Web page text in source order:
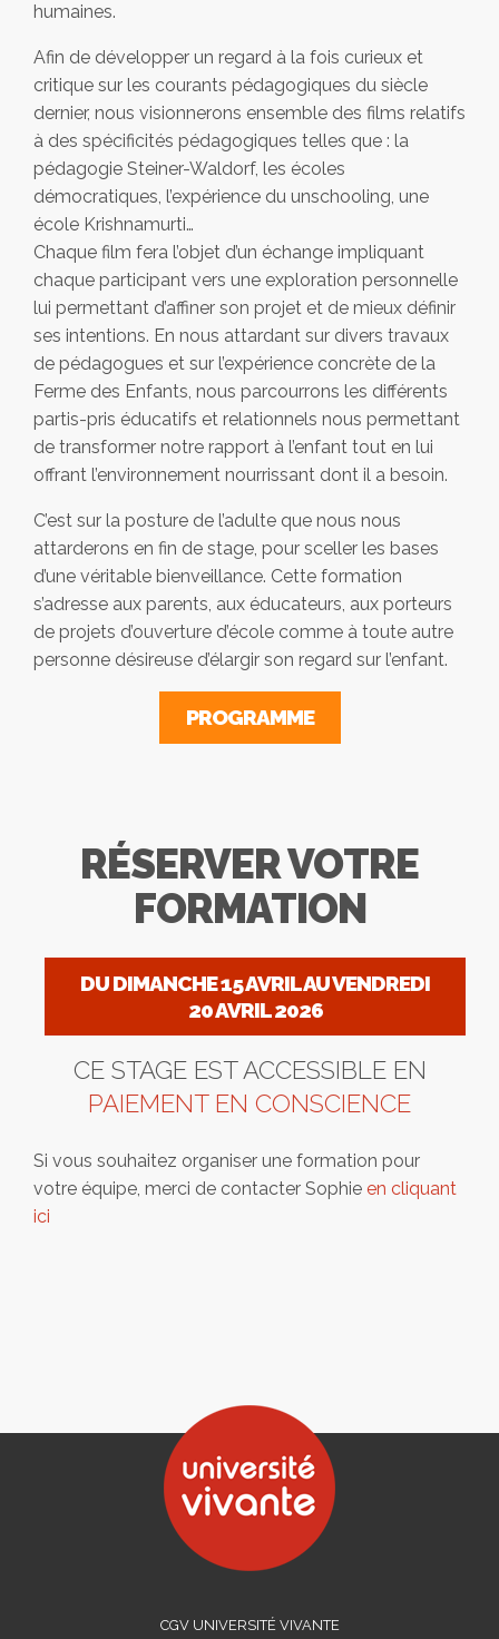
humaines.
Afin de développer un regard à la fois curieux et
critique sur les courants pédagogiques du siècle
dernier, nous visionnerons ensemble des films relatifs
à des spécificités pédagogiques telles que : la
pédagogie Steiner-Waldorf, les écoles
démocratiques, l’expérience du unschooling, une
école Krishnamurti…
Chaque film fera l’objet d’un échange impliquant
chaque participant vers une exploration personnelle
lui permettant d’affiner son projet et de mieux définir
ses intentions. En nous attardant sur divers travaux
de pédagogues et sur l’expérience concrète de la
Ferme des Enfants, nous parcourrons les différents
partis-pris éducatifs et relationnels nous permettant
de transformer notre rapport à l’enfant tout en lui
offrant l’environnement nourrissant dont il a besoin.
C’est sur la posture de l’adulte que nous nous
attarderons en fin de stage, pour sceller les bases
d’une véritable bienveillance. Cette formation
s’adresse aux parents, aux éducateurs, aux porteurs
de projets d’ouverture d’école comme à toute autre
personne désireuse d’élargir son regard sur l’enfant.
PROGRAMME
RÉSERVER VOTRE
FORMATION
DU DIMANCHE 15 AVRIL AU VENDREDI
20 AVRIL 2026
CE STAGE EST ACCESSIBLE EN
PAIEMENT EN CONSCIENCE
Si vous souhaitez organiser une formation pour
votre équipe, merci de contacter Sophie en cliquant
ici
CGV UNIVERSITÉ VIVANTE